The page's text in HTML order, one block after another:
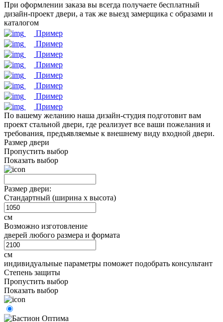
При оформлении заказа вы всегда получаете бесплатный
дизайн-проект двери, а так же выезд замерщика с образами и
каталогом
Пример
Пример
Пример
Пример
Пример
Пример
Пример
Пример
По вашему желанию наша дизайн-студия подготовит вам
проект стальной двери, где реализует все ваши пожелания и
требования, предъявляемые к внешнему виду входной двери.
Размер двери
Пропустить выбор
Показать выбор
Размер двери:
Стандартный (ширина х высота)
см
Возможно изготовление
дверей любого размера и формата
см
индивидуальные параметры поможет подобрать консультант
Степень защиты
Пропустить выбор
Показать выбор